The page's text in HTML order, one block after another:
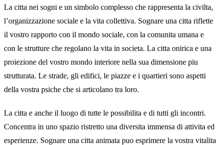
La citta nei sogni e un simbolo complesso che rappresenta la civilta,
l’organizzazione sociale e la vita collettiva. Sognare una citta riflette
il vostro rapporto con il mondo sociale, con la comunita umana e
con le strutture che regolano la vita in societa. La citta onirica e una
proiezione del vostro mondo interiore nella sua dimensione piu
strutturata. Le strade, gli edifici, le piazze e i quartieri sono aspetti
della vostra psiche che si articolano tra loro.
La citta e anche il luogo di tutte le possibilita e di tutti gli incontri.
Concentra in uno spazio ristretto una diversita immensa di attivita ed
esperienze. Sognare una citta animata puo esprimere la vostra vitalita